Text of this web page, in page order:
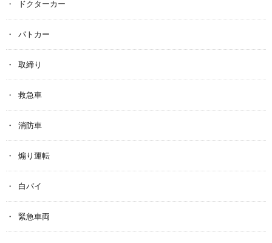
ドクターカー
パトカー
取締り
救急車
消防車
煽り運転
白バイ
緊急車両